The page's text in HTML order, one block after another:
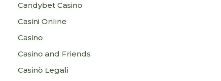
Candybet Casino
Casini Online
Casino
Casino and Friends
Casinò Legali